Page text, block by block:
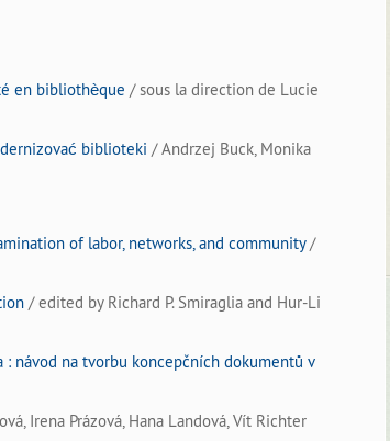
en bibliothèque / sous la direction de Lucie
biblioteki / Andrzej Buck, Monika
of labor, networks, and community/
/ edited by Richard P. Smiraglia and Hur-Li
návod na tvorbu koncepčních dokumentů v
Irena Prázová, Hana Landová, Vít Richter